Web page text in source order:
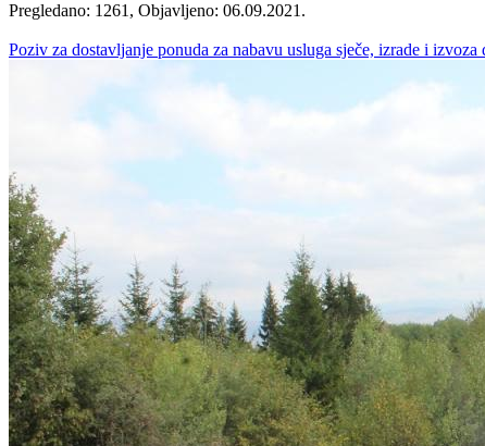
Pregledano: 1261, Objavljeno: 06.09.2021.
Poziv za dostavljanje ponuda za nabavu usluga sječe, izrade i